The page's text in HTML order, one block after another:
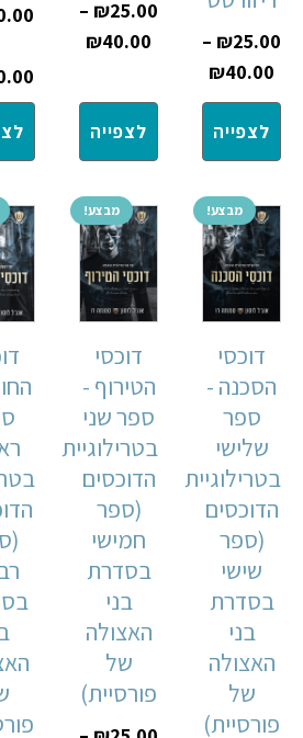
₪25.00
–
₪40.00
לצפייה
₪25.00
–
₪40.00
לצפייה
מבצע!
דוכסי
הסכנה -
ספר
שלישי
בטרילוגיית
הדוכסים
(ספר
שישי
בסדרת
בני
האצולה
של
פורסיית)
מבצע!
דוכסי
הטירוף -
ספר שני
בטרילוגיית
הדוכסים
(ספר
חמישי
בסדרת
בני
האצולה
של
פורסיית)